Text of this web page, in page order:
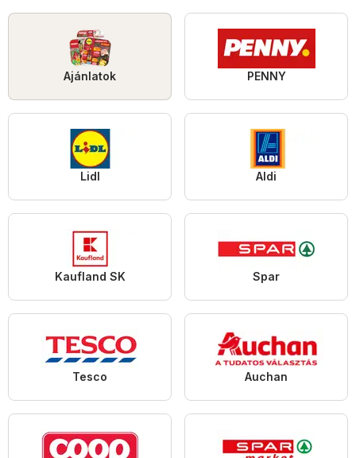
Ajánlatok PENNY
Lidl Aldi
Kaufland SK Spar
Tesco Auchan